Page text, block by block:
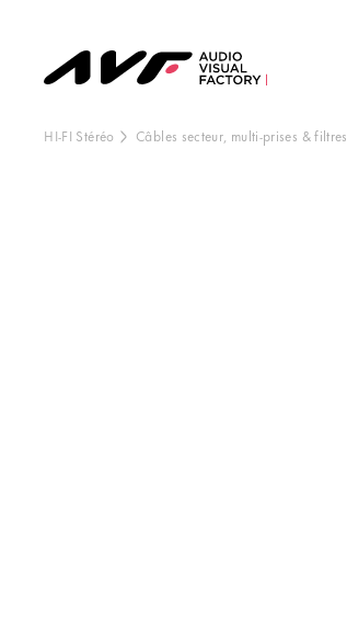
HI-FI Stéréo Câbles secteur, multi-prises & filtres